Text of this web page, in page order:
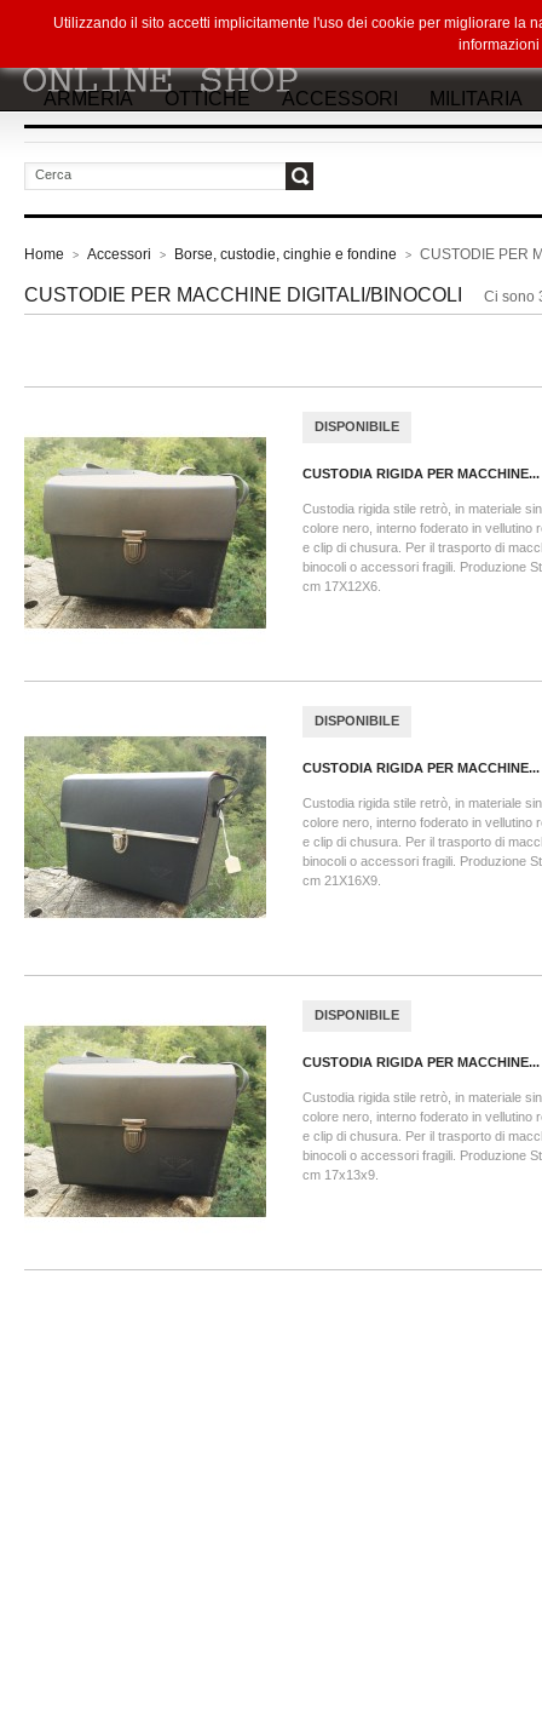
ARMERIA OTTICHE ACCESSORI MILITARIA
Home > Accessori > Borse, custodie, cinghie e fondine > CUSTODIE PER
CUSTODIE PER MACCHINE DIGITALI/BINOCOLI Ci sono
DISPONIBILE
CUSTODIA RIGIDA PER MACCHINE...
Custodia rigida stile retrò, in materiale
colore nero, interno foderato in vellutino
e clip di chusura. Per il trasporto di
binocoli o accessori fragili. Produzione
cm 17X12X6.
DISPONIBILE
CUSTODIA RIGIDA PER MACCHINE...
Custodia rigida stile retrò, in materiale
colore nero, interno foderato in vellutino
e clip di chusura. Per il trasporto di
binocoli o accessori fragili. Produzione
cm 21X16X9.
DISPONIBILE
CUSTODIA RIGIDA PER MACCHINE...
Custodia rigida stile retrò, in materiale
colore nero, interno foderato in vellutino
e clip di chusura. Per il trasporto di
binocoli o accessori fragili. Produzione
cm 17x13x9.
Utilizzando il sito accetti implicitamente l'uso dei cookie per migliorare la
informazioni